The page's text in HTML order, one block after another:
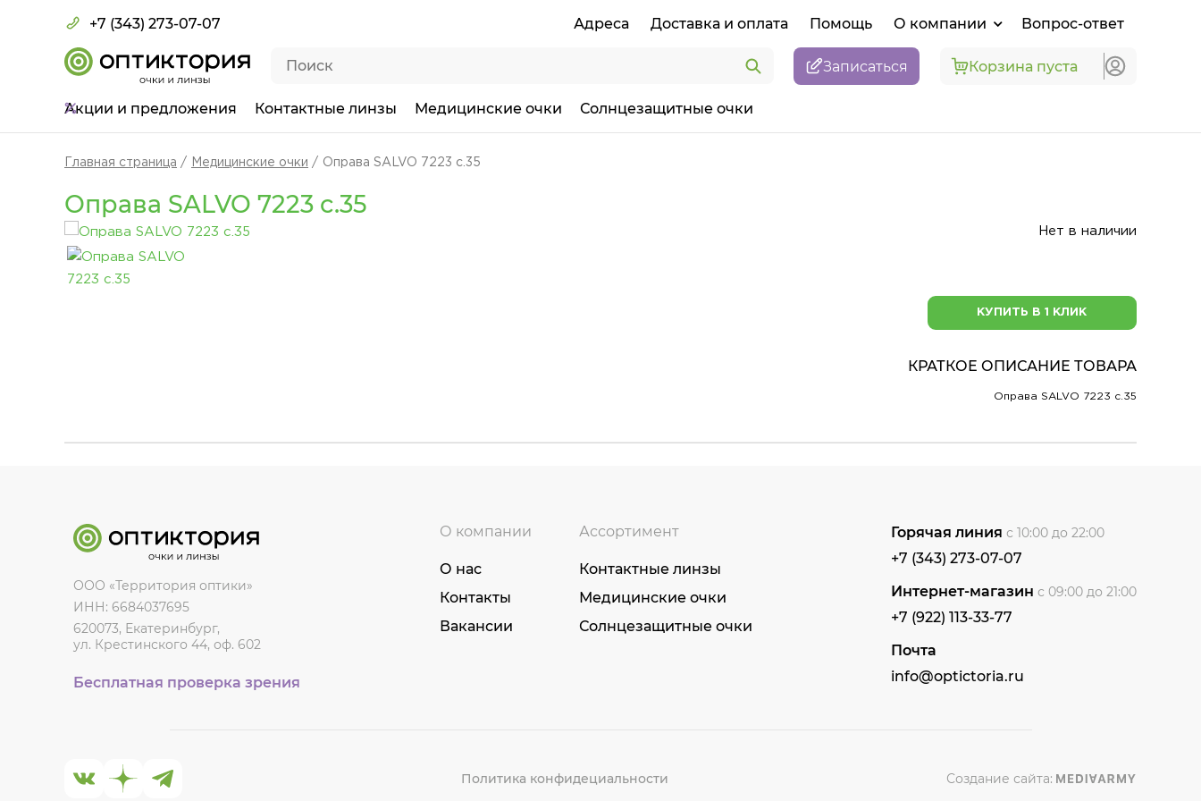
+7 (343) 273-07-07 Адреса Доставка и оплата Помощь О компании Вопрос-ответ
Записаться Корзина пуста
Акции и предложения Контактные линзы Медицинские очки Солнцезащитные очки
Главная страница Медицинские очки Оправа SALVO 7223 c.35
Оправа SALVO 7223 c.35
Нет в наличии
КУПИТЬ В 1 КЛИК
КРАТКОЕ ОПИСАНИЕ ТОВАРА
Оправа SALVO 7223 c.35
ООО «Территория оптики»
ИНН: 6684037695
620073, Екатеринбург,
ул. Крестинского 44, оф. 602
Бесплатная проверка зрения
О компании
О нас
Контакты
Вакансии
Ассортимент
Контактные линзы
Медицинские очки
Солнцезащитные очки
Горячая линия с 10:00 до 22:00
+7 (343) 273-07-07
Интернет-магазин с 09:00 до 21:00
+7 (922) 113-33-77
Почта
info@optictoria.ru
Политика конфидециальности Создание сайта: